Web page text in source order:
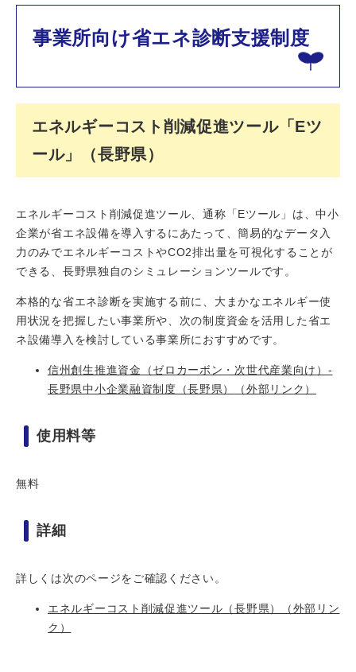
事業所向け省エネ診断支援制度
エネルギーコスト削減促進ツール「Eツ
ール」（長野県）
エネルギーコスト削減促進ツール、通称「Eツール」は、中小
企業が省エネ設備を導入するにあたって、簡易的なデータ入
力のみでエネルギーコストやCO2排出量を可視化することが
できる、長野県独自のシミュレーションツールです。
本格的な省エネ診断を実施する前に、大まかなエネルギー使
用状況を把握したい事業所や、次の制度資金を活用した省エ
ネ設備導入を検討している事業所におすすめです。
信州創生推進資金（ゼロカーボン・次世代産業向け）-
長野県中小企業融資制度（長野県）
（外部リンク）
使用料等
無料
詳細
詳しくは次のページをご確認ください。
エネルギーコスト削減促進ツール（長野県）
（外部リン
ク）